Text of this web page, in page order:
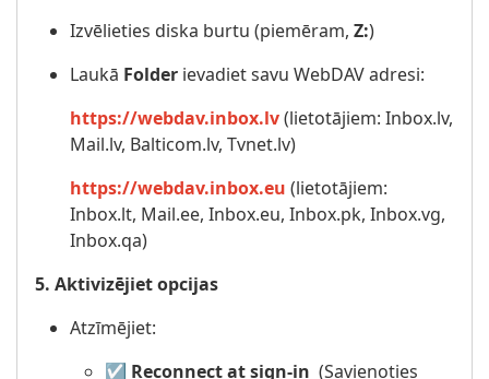
Izvēlieties diska burtu (piemēram, Z:)
Laukā Folder ievadiet savu WebDAV adresi:
https://webdav.inbox.lv(lietotājiem: Inbox.lv,
Mail.lv, Balticom.lv, Tvnet.lv)
https://webdav.inbox.eu (lietotājiem:
Inbox.lt, Mail.ee, Inbox.eu, Inbox.pk, Inbox.vg,
Inbox.qa)
5. Aktivizējiet opcijas
Atzīmējiet:
☑️ Reconnect at sign-in (Savienoties